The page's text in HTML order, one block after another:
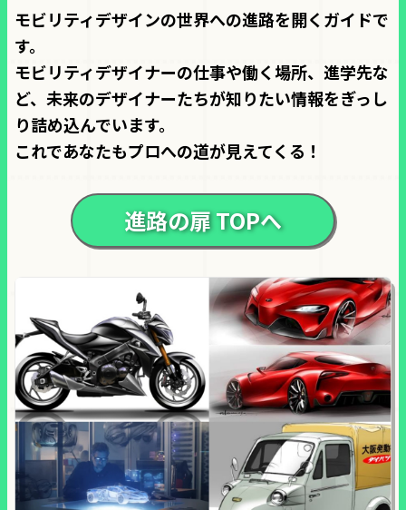
モビリティデザインの世界への進路を開くガイドで
す。
モビリティデザイナーの仕事や働く場所、進学先な
ど、未来のデザイナーたちが知りたい情報をぎっし
り詰め込んでいます。
これであなたもプロへの道が見えてくる！
進路の扉 TOPへ